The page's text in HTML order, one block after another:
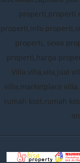
properti,properti
properti,info
properti, sewa
properti,harga
Villa villa,vila,jual
villa,marketplace
rumah kost,rumah